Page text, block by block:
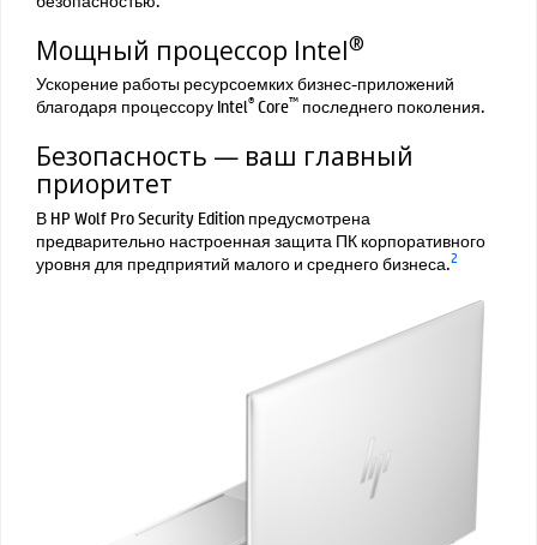
Мощный процессор Intel®
Ускорение работы ресурсоемких бизнес-приложений
благодаря процессору Intel®Core™ последнего поколения.
Безопасность — ваш главный
приоритет
В HP Wolf Pro Security Edition предусмотрена
предварительно настроенная защита ПК корпоративного
уровня для предприятий малого и среднего бизнеса.2